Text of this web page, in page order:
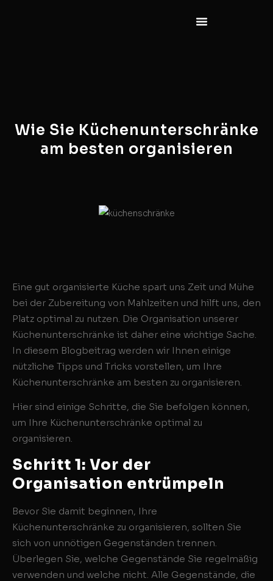
Wie Sie Küchenunterschränke
am besten organisieren
Eine gut organisierte Küche spart uns Zeit und Mühe
bei der Zubereitung von Mahlzeiten und hilft uns, den
Platz optimal zu nutzen. Die Organisation unserer
Küchenunterschränke ist daher eine wichtige Sache.
In diesem Blogbeitrag werden wir Ihnen einige
nützliche Tipps und Tricks vorstellen, um Ihre
Küchenunterschränke am besten zu organisieren.
Hier sind einige Schritte, die Sie befolgen können,
um Ihre Küchenunterschränke optimal zu
organisieren.
Schritt 1: Vor der
Organisation entrümpeln
Bevor Sie damit beginnen, Ihre
Küchenunterschränke zu organisieren, sollten Sie
sich von unnötigen Gegenständen trennen.
Überlegen Sie, welche Gegenstände Sie regelmäßig
verwenden und welche nicht. Alle Gegenstände, die